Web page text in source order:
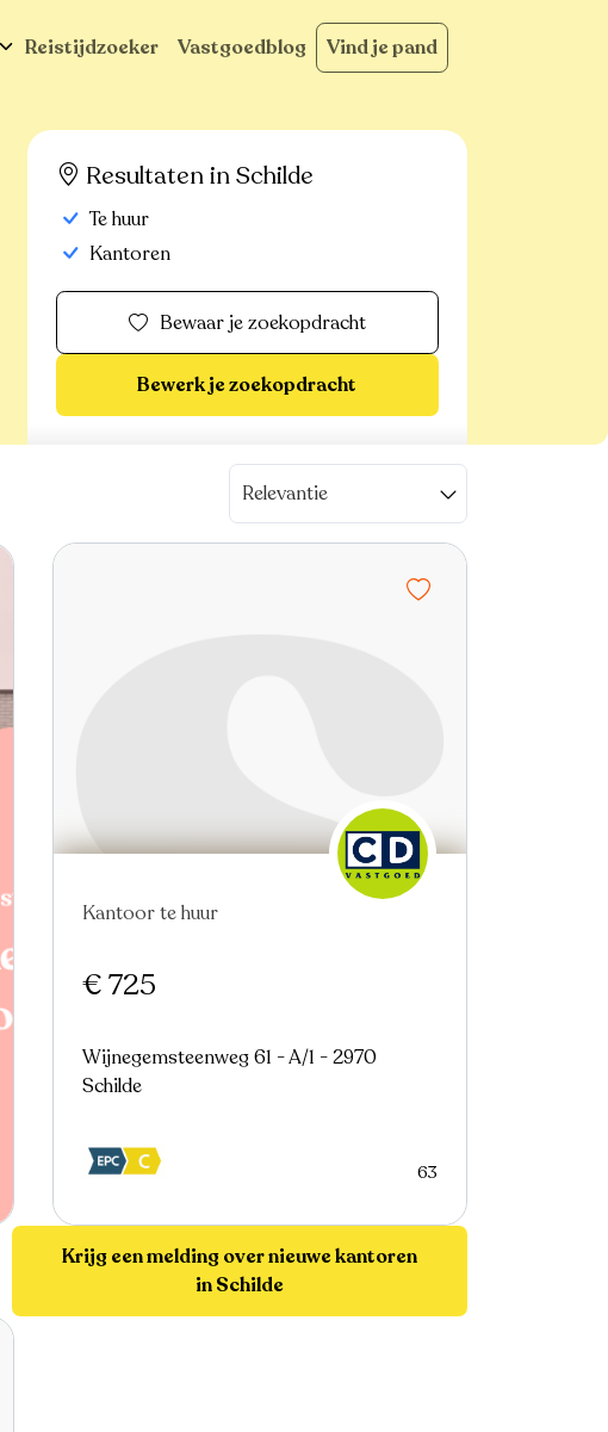
Reistijdzoeker Vastgoedblog Vind je pand
Resultaten in Schilde
Te huur
Kantoren
Bewaar je zoekopdracht
Bewerk je zoekopdracht
Relevantie
Virtual tour
Kantoor te huur
€ 725
Wijnegemsteenweg 61 - A/1 - 2970
Schilde
63
Krijg een melding over nieuwe kantoren
in Schilde